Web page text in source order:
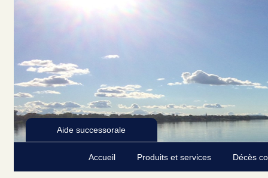
Aide successorale
Accueil Produits et services Décès